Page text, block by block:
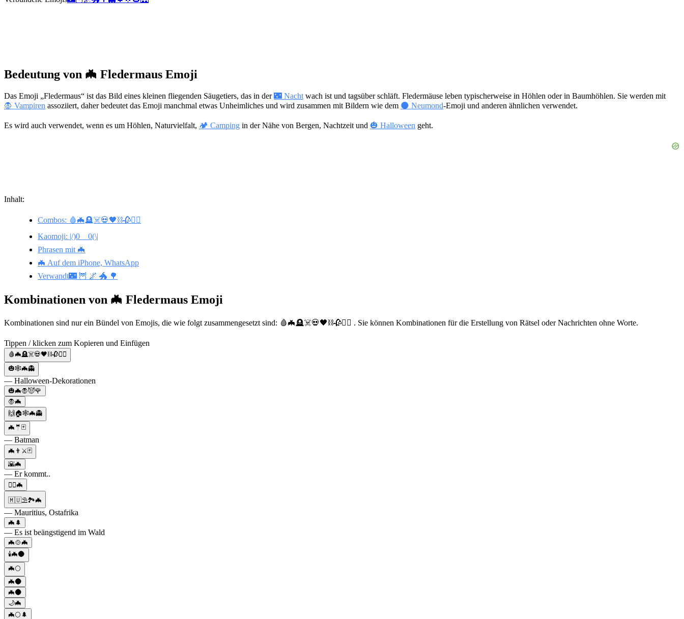
Bedeutung von 🦇 Fledermaus Emoji
Das Emoji „Fledermaus“ ist das Bild eines kleinen fliegenden Säugetiers, das in der 🌃 Nacht wach ist und tagsüber schläft. Fledermäuse leben typischerweise in Höhlen oder in Baumhöhlen. Sie werden mit
🧛 Vampiren assoziiert, daher bedeutet das Emoji manchmal etwas Unheimliches und wird zusammen mit Bildern wie dem 🌑 Neumond-Emoji und anderen ähnlichen verwendet.
Es wird auch verwendet, wenn es um Höhlen, Naturvielfalt, 🏕️ Camping in der Nähe von Bergen, Nachtzeit und 🎃 Halloween geht.
Inhalt:
Combos: 🩸🦇🪦☠️💀🖤⛓️🥀🧛‍♀️
Kaomoji: |/)0__0(\|
Phrasen mit 🦇
🦇 Auf dem iPhone, WhatsApp
Verwandt🌃 🦉 🌌 🐲 🌳
Kombinationen von 🦇 Fledermaus Emoji
Kombinationen sind nur ein Bündel von Emojis, die wie folgt zusammengesetzt sind: 🩸🦇🪦☠️💀🖤⛓️🥀🧛‍♀️ . Sie können Kombinationen für die Erstellung von Rätsel oder Nachrichten ohne Worte.
Tippen / klicken zum Kopieren und Einfügen
🩸🦇🪦☠️💀🖤⛓️🥀🧛‍♀️
🎃🕸️🦇👻
— Halloween-Dekorationen
🎃🦇🧛😈🌹
🧛🦇
🙌🏠🕸🦇👻
🦇🤵🃏
— Batman
🦇👨⚔️🃏
🌇🦇
— Er kommt..
🦸‍♂🦇
🇲🇺⛱️🏞️🦇
— Mauritius, Ostafrika
🦇🌲
— Es ist beängstigend im Wald
🦇🍲🦇
🕯️🦇🌑
🦇🌕
🦇🌑
🦇🌑
🌙🦇
🦇🌕🌲